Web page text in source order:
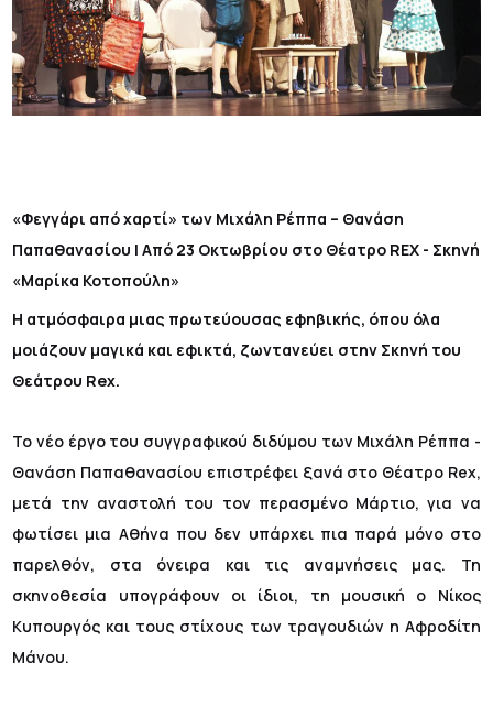
«Φεγγάρι από χαρτί» των Μιχάλη Ρέππα – Θανάση
Παπαθανασίου | Από 23 Οκτωβρίου στο Θέατρο REX - Σκηνή
«Μαρίκα Κοτοπούλη»
Η ατμόσφαιρα μιας πρωτεύουσας εφηβικής, όπου όλα
μοιάζουν μαγικά και εφικτά, ζωντανεύει στην Σκηνή του
Θεάτρου Rex.
Το νέο έργο του συγγραφικού διδύμου των Μιχάλη Ρέππα -
Θανάση Παπαθανασίου επιστρέφει ξανά στο Θέατρο Rex,
μετά την αναστολή του τον περασμένο Μάρτιο, για να
φωτίσει μια Αθήνα που δεν υπάρχει πια παρά μόνο στο
παρελθόν, στα όνειρα και τις αναμνήσεις μας. Τη
σκηνοθεσία υπογράφουν οι ίδιοι, τη μουσική ο Νίκος
Κυπουργός και τους στίχους των τραγουδιών η Αφροδίτη
Μάνου.